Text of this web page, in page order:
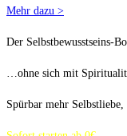
Mehr dazu >
Der Selbstbewusstseins-
…ohne sich mit
Spürbar mehr